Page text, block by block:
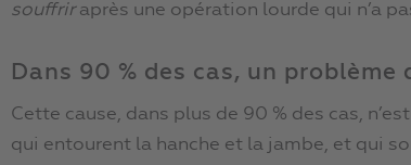
souffriraprès une opération lourde qui n’a
Dans 90 % des cas, un
Cette cause, dans plus de 90 % des cas,
qui entourent la hanche et la jambe, et qui